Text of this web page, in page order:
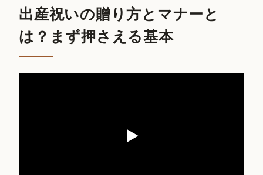
出産祝いの贈り方とマナーと
は？まず押さえる基本